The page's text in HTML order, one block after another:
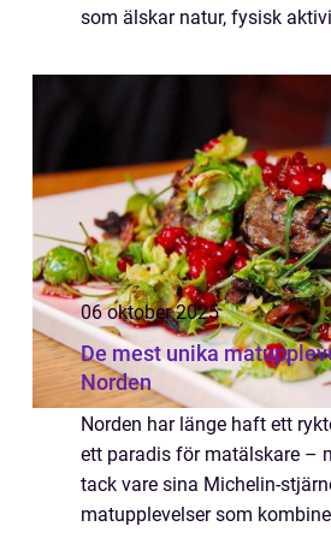
som älskar natur, fysisk
canyoning en unik c...
06 oktober 2025
De mest unika
Norden
Norden har länge haft ett
ett paradis för matälskare –
tack vare sina Michelin-
matupplevelser som